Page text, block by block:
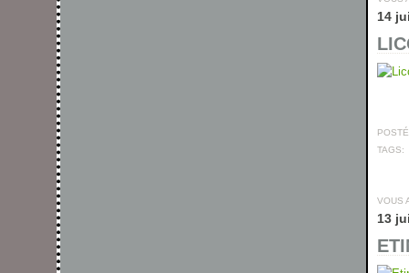
14
TAGS:
VOUS
13